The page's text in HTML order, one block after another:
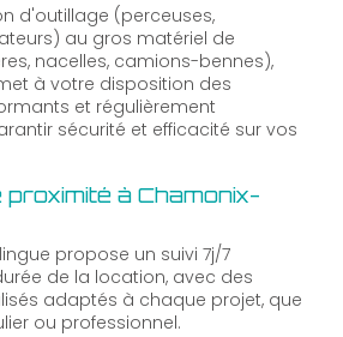
d'outillage (perceuses,
au gros matériel de
nacelles, camions-bennes),
à votre disposition des
et régulièrement
sécurité et efficacité sur vos
à Chamonix-
propose un suivi 7j/7
de la location, avec des
adaptés à chaque projet, que
ou professionnel.